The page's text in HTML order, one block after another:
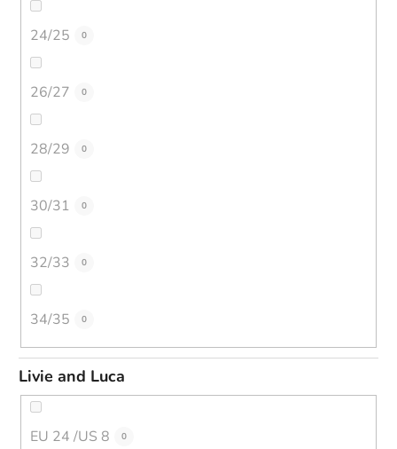
24/25 0
26/27 0
28/29 0
30/31 0
32/33 0
34/35 0
Livie and Luca
EU 24 /US 8 0